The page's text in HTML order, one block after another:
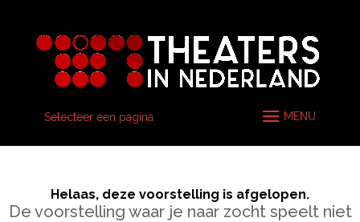
Selecteer een pagina
Helaas, deze voorstelling is afgelopen.
De voorstelling waar je naar zocht speelt niet